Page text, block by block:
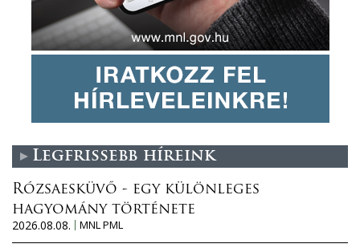
Legfrissebb híreink
Rózsaesküvő - egy különleges
hagyomány története
2026.08.08.
MNL PML